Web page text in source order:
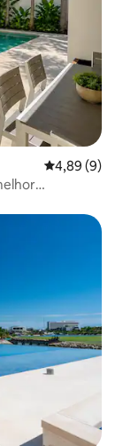
4,89 de uma
4,89 (9)